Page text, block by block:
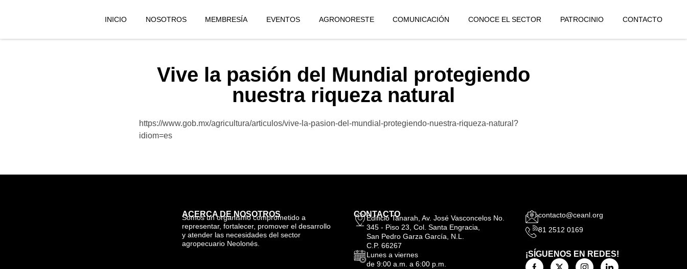
INICIO NOSOTROS MEMBRESÍA EVENTOS AGRONORESTE COMUNICACIÓN CONOCE EL SECTOR PATROCINIO CONTACTO
Vive la pasión del Mundial protegiendo
nuestra riqueza natural
https://www.gob.mx/agricultura/articulos/vive-la-pasion-del-mundial-protegiendo-nuestra-riqueza-natural?
idiom=es
ACERCA DE NOSOTROS
Somos un organismo comprometido a
representar, fortalecer, promover el desarrollo
y atender las necesidades del sector
agropecuario Neolonés.
CONTACTO
Edificio Tanarah, Av. José Vasconcelos No.
345 - Piso 23, Col. Santa Engracia,
San Pedro Garza García, N.L.
C.P. 66267
Lunes a viernes
de 9:00 a.m. a 6:00 p.m.
contacto@ceanl.org
81 2512 0169
¡SÍGUENOS EN REDES!